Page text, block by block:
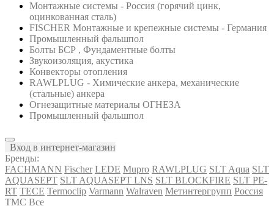
Монтажные системы - Россия (горячий цинк,
оцинкованная сталь)
FISCHER Монтажные и крепежные системы - Германия
Промышленный фальшпол
Болты БСР , Фундаментные болты
Звукоизоляция, акустика
Конвекторы отопления
RAWLPLUG - Химические анкера, механические
(стальные) анкера
Огнезащитные материалы ОГНЕЗА
Промышленный фальшпол
Вход в интернет-магазин
Бренды:
FACHMANN Fischer LEDE Mupro RAWLPLUG SLT Aqua SLT
AQUASEPT SLT AQUASEPT LNS SLT BLOCKFIRE SLT PE-
RT TECE Termoclip Varmann Walraven Метинтергрупп Россия
ТМС Все